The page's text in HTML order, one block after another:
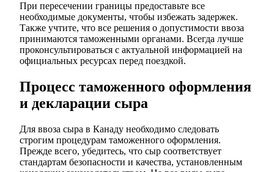
При пересечении границы предоставьте все
необходимые документы, чтобы избежать задержек.
Также учтите, что все решения о допустимости ввоза
принимаются таможенными органами. Всегда лучше
проконсультироваться с актуальной информацией на
официальных ресурсах перед поездкой.
Процесс таможенного оформления
и декларации сыра
Для ввоза сыра в Канаду необходимо следовать
строгим процедурам таможенного оформления.
Прежде всего, убедитесь, что сыр соответствует
стандартам безопасности и качества, установленным